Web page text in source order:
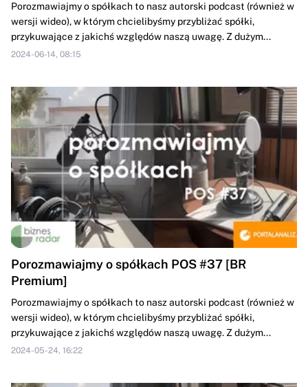
Porozmawiajmy o spółkach to nasz autorski podcast (również w
wersji wideo), w którym chcielibyśmy przybliżać spółki,
przykuwające z jakichś względów naszą uwagę. Z dużym...
2024-06-14, 08:15
Porozmawiajmy o spółkach POS #37 [BR
Premium]
Porozmawiajmy o spółkach to nasz autorski podcast (również w
wersji wideo), w którym chcielibyśmy przybliżać spółki,
przykuwające z jakichś względów naszą uwagę. Z dużym...
2024-05-24, 16:22